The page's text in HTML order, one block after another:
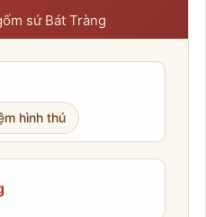
sứ Bát Tràng
hình thú